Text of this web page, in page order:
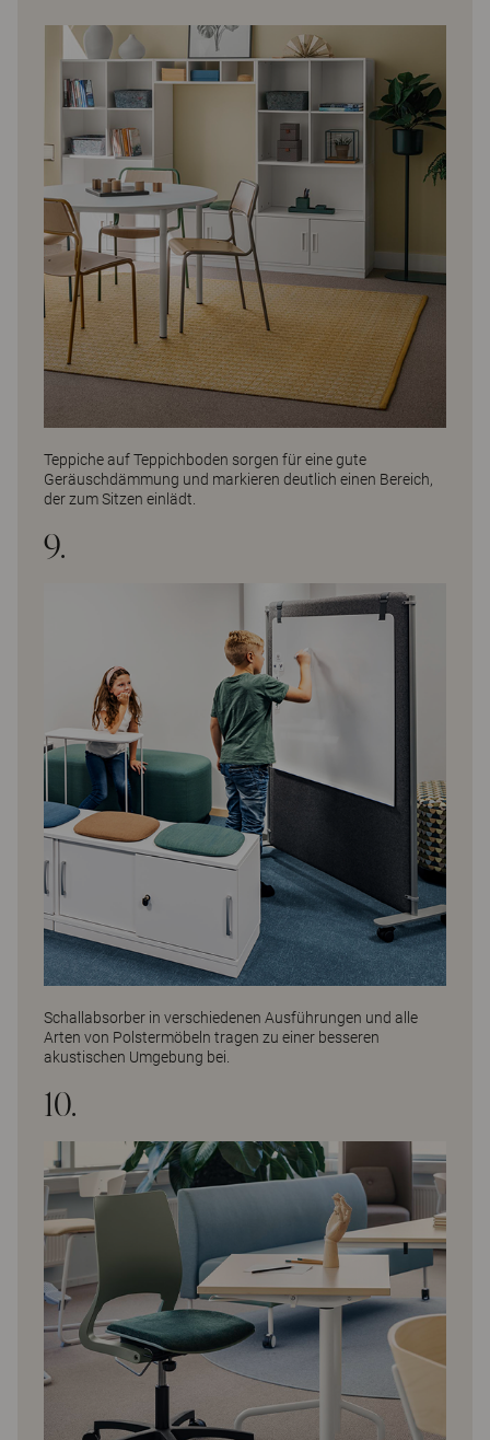
Teppiche auf Teppichboden sorgen für eine gute
Geräuschdämmung und markieren deutlich einen Bereich,
der zum Sitzen einlädt.
9.
Schallabsorber in verschiedenen Ausführungen und alle
Arten von Polstermöbeln tragen zu einer besseren
akustischen Umgebung bei.
10.